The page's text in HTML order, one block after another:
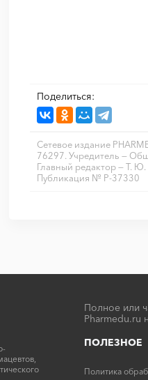
Поделиться:
Сетевое издание
76297. Учредитель —
Главный редактор — Т.
Публикация № P-37330
Полное или
Pharmedu.ru
ПОЛЕЗНОЕ
Политика